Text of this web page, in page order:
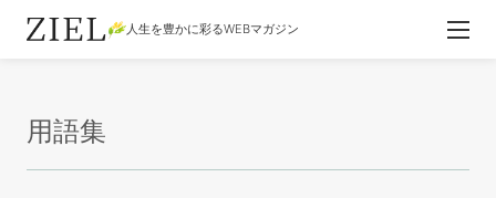
人生を豊かに彩るWEBマガジン
用語集